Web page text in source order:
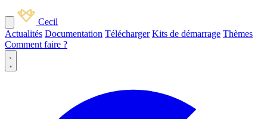
Cecil
Actualités Documentation Télécharger Kits de démarrage Thèmes
Comment faire ?